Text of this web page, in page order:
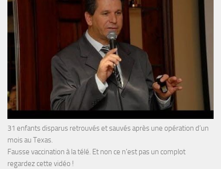
31 enfants disparus retrouvés et sauvés après une opération d’un
mois au Texas.
Fausse vaccination à la télé. Et non ce n’est pas un complot
regardez cette vidéo !